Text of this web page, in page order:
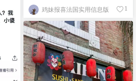
鸡妹报喜法国实用信息版 1